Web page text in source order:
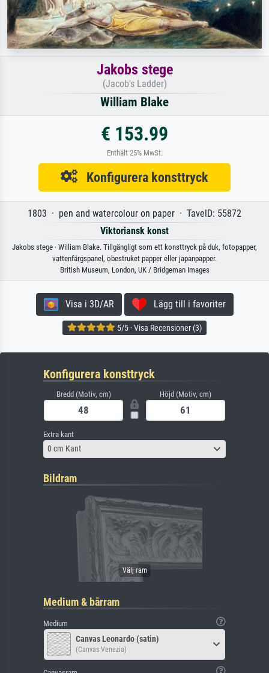
Jakobs stege
(Jacob's Ladder)
William Blake
€ 153.99
Enthält 25% MwSt.
Konfigurera konsttryck
1803 · pen and watercolour on paper · TavelD: 55872
Viktoriansk konst
Jakobs stege · William Blake. Tillgängligt som ett konsttryck på duk, fotopapper,
vattenfärgspanel, obestruket papper eller japanpapper.
British Museum, London, UK / Bridgeman Images
Visa i 3D/AR Lägg till i favoriter
5/5 · Visa Recensioner (3)
Konfigurera konsttryck
Bredd (Motiv, cm) Höjd (Motiv, cm)
Extra kant
0 cm Kant
Bildram
Medium & bårram
Medium
Canvas Leonardo (satin)
(Canvas Venezia)